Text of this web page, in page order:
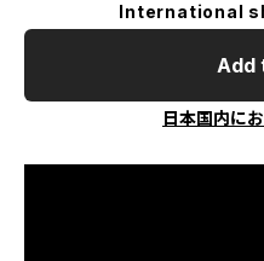
International
Add
日本国内に